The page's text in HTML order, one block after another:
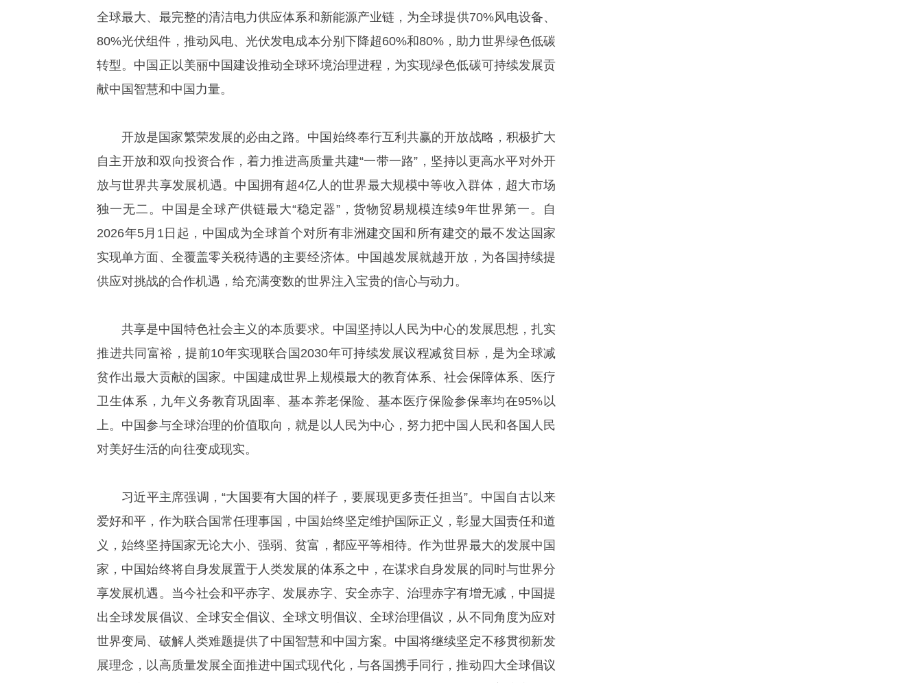
全球最大、最完整的清洁电力供应体系和新能源产业链，为全球提供70%风电设备、
80%光伏组件，推动风电、光伏发电成本分别下降超60%和80%，助力世界绿色低碳
转型。中国正以美丽中国建设推动全球环境治理进程，为实现绿色低碳可持续发展贡
献中国智慧和中国力量。
开放是国家繁荣发展的必由之路。中国始终奉行互利共赢的开放战略，积极扩大
自主开放和双向投资合作，着力推进高质量共建“一带一路”，坚持以更高水平对外开
放与世界共享发展机遇。中国拥有超4亿人的世界最大规模中等收入群体，超大市场
独一无二。中国是全球产供链最大“稳定器”，货物贸易规模连续9年世界第一。自
2026年5月1日起，中国成为全球首个对所有非洲建交国和所有建交的最不发达国家
实现单方面、全覆盖零关税待遇的主要经济体。中国越发展就越开放，为各国持续提
供应对挑战的合作机遇，给充满变数的世界注入宝贵的信心与动力。
共享是中国特色社会主义的本质要求。中国坚持以人民为中心的发展思想，扎实
推进共同富裕，提前10年实现联合国2030年可持续发展议程减贫目标，是为全球减
贫作出最大贡献的国家。中国建成世界上规模最大的教育体系、社会保障体系、医疗
卫生体系，九年义务教育巩固率、基本养老保险、基本医疗保险参保率均在95%以
上。中国参与全球治理的价值取向，就是以人民为中心，努力把中国人民和各国人民
对美好生活的向往变成现实。
习近平主席强调，“大国要有大国的样子，要展现更多责任担当”。中国自古以来
爱好和平，作为联合国常任理事国，中国始终坚定维护国际正义，彰显大国责任和道
义，始终坚持国家无论大小、强弱、贫富，都应平等相待。作为世界最大的发展中国
家，中国始终将自身发展置于人类发展的体系之中，在谋求自身发展的同时与世界分
享发展机遇。当今社会和平赤字、发展赤字、安全赤字、治理赤字有增无减，中国提
出全球发展倡议、全球安全倡议、全球文明倡议、全球治理倡议，从不同角度为应对
世界变局、破解人类难题提供了中国智慧和中国方案。中国将继续坚定不移贯彻新发
展理念，以高质量发展全面推进中国式现代化，与各国携手同行，推动四大全球倡议